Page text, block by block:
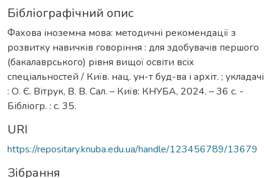
Бібліографічний опис
Фахова іноземна мова: методичні рекомендації з
розвитку навичків говоріння : для здобувачів першого
(бакалаврського) рівня вищої освіти всіх
спеціальностей / Київ. нац. ун-т буд-ва і архіт. ; укладачі
: О. Є. Вітрук, В. В. Сал. – Київ: КНУБА, 2024. – 36 с. -
Бібліогр. : с. 35.
URI
https://repositary.knuba.edu.ua/handle/123456789/13679
Зібрання